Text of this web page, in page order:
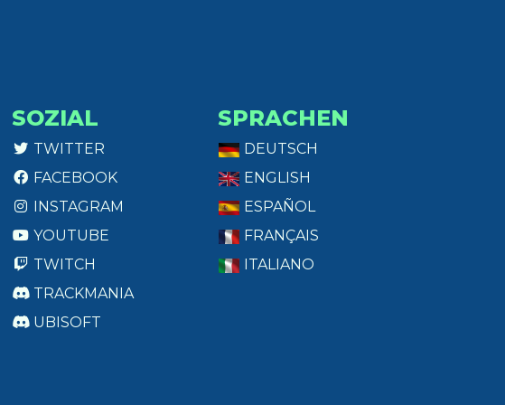
SOZIAL
TWITTER
FACEBOOK
INSTAGRAM
YOUTUBE
TWITCH
TRACKMANIA
UBISOFT
SPRACHEN
DEUTSCH
ENGLISH
ESPAÑOL
FRANÇAIS
ITALIANO